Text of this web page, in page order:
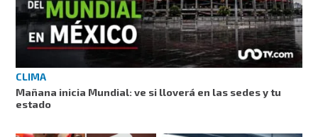
CLIMA
Mañana inicia Mundial: ve si lloverá en las sedes y tu
estado